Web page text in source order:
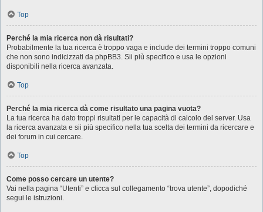
Top
Perché la mia ricerca non dà risultati?
Probabilmente la tua ricerca è troppo vaga e include dei termini troppo comuni
che non sono indicizzati da phpBB3. Sii più specifico e usa le opzioni
disponibili nella ricerca avanzata.
Top
Perché la mia ricerca dà come risultato una pagina vuota?
La tua ricerca ha dato troppi risultati per le capacità di calcolo del server. Usa
la ricerca avanzata e sii più specifico nella tua scelta dei termini da ricercare e
dei forum in cui cercare.
Top
Come posso cercare un utente?
Vai nella pagina “Utenti” e clicca sul collegamento “trova utente”, dopodiché
segui le istruzioni.